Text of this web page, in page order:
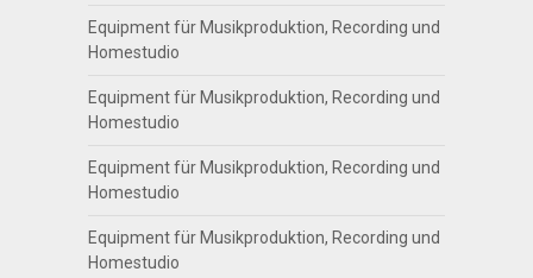
Equipment für Musikproduktion, Recording und
Homestudio
Equipment für Musikproduktion, Recording und
Homestudio
Equipment für Musikproduktion, Recording und
Homestudio
Equipment für Musikproduktion, Recording und
Homestudio